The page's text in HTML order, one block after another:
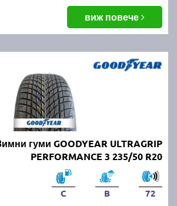
виж повече
гуми GOODYEAR ULTRAGRIP
PERFORMANCE 3 235/50 R20
C B 72